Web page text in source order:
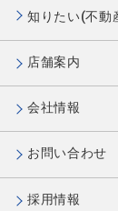
知りたい(不動
店舗案内
会社情報
お問い合わせ
採用情報